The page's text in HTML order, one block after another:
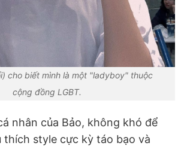
cho biết mình là một "ladyboy" thuộc
cộng đồng LGBT.
nhân của Bảo, không khó để
thích style cực kỳ táo bạo và